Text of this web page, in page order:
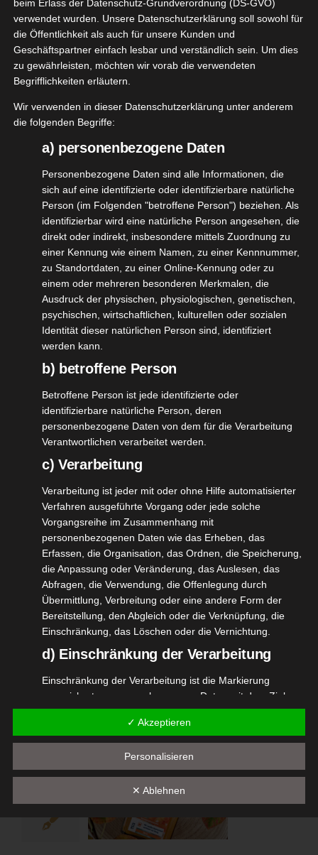
29
08, 2023
& Burn
Essen
Trinken
nupo Collagen Beauty & Burn
August 29, 2023 Nahrungsergänzung
Produktvorstellungen
Weiterlesen
22
08, 2023
Burn my
nupo Burn my Fat
August 22, 2023 | Essen,Nahrungsergänzung,
Produktvorstellungen
Sport ,Trinken Vegetarisch
19
06, 2023
Shakes
Trinken
Sheko Shakes
Juni 19, 2023 Essen ,Nahrungsergänzung
Produktvorstellungen,Sport,Trinken
Weiterlesen
8
– Es
kalt
beim Erlass der Datenschutz-Grundverordnung (DS-GVO)
verwendet wurden. Unsere Datenschutzerklärung soll sowohl für
die Öffentlichkeit als auch für unsere Kunden und
Geschäftspartner einfach lesbar und verständlich sein. Um dies
zu gewährleisten, möchten wir vorab die verwendeten
Begrifflichkeiten erläutern.
Wir verwenden in dieser Datenschutzerklärung unter anderem
die folgenden Begriffe:
a) personenbezogene Daten
Personenbezogene Daten sind alle Informationen, die
sich auf eine identifizierte oder identifizierbare natürliche
Person (im Folgenden "betroffene Person") beziehen. Als
identifizierbar wird eine natürliche Person angesehen, die
direkt oder indirekt, insbesondere mittels Zuordnung zu
einer Kennung wie einem Namen, zu einer Kennnummer,
zu Standortdaten, zu einer Online-Kennung oder zu
einem oder mehreren besonderen Merkmalen, die
Ausdruck der physischen, physiologischen, genetischen,
psychischen, wirtschaftlichen, kulturellen oder sozialen
Identität dieser natürlichen Person sind, identifiziert
werden kann.
b) betroffene Person
Betroffene Person ist jede identifizierte oder
identifizierbare natürliche Person, deren
personenbezogene Daten von dem für die Verarbeitung
Verantwortlichen verarbeitet werden.
c) Verarbeitung
Verarbeitung ist jeder mit oder ohne Hilfe automatisierter
Verfahren ausgeführte Vorgang oder jede solche
Vorgangsreihe im Zusammenhang mit
personenbezogenen Daten wie das Erheben, das
Erfassen, die Organisation, das Ordnen, die Speicherung,
die Anpassung oder Veränderung, das Auslesen, das
Abfragen, die Verwendung, die Offenlegung durch
Übermittlung, Verbreitung oder eine andere Form der
Bereitstellung, den Abgleich oder die Verknüpfung, die
Einschränkung, das Löschen oder die Vernichtung.
d) Einschränkung der Verarbeitung
Einschränkung der Verarbeitung ist die Markierung
gespeicherter personenbezogener Daten mit dem Ziel,
ihre künftige Verarbeitung einzuschränken.
e) Profiling
Profiling ist jede Art der automatisierten Verarbeitung
personenbezogener Daten, die darin besteht, dass diese
personenbezogenen Daten verwendet werden, um
bestimmte persönliche Aspekte, die sich auf eine
natürliche Person beziehen, zu bewerten, insbesondere,
um Aspekte bezüglich Arbeitsleistung, wirtschaftlicher
✓ Akzeptieren
Personalisieren
✕ Ablehnen